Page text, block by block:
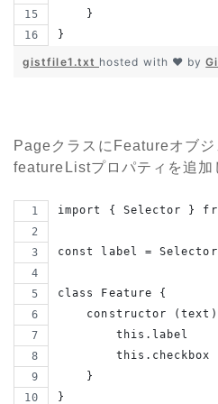
    }
}
gistfile1.txt hosted with ❤ by
PageクラスにFeatureオブ
featureListプロパティを追加
import { Selector }
const label =
class Feature {
constructor
this.label
this.checkbox
    }
}